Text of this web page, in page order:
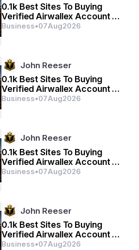
ନନ୍ଦନ
ଵଂଦନ
ଚତୁର
ଆତୁର
ରସିୟା
ଦିଖାୱା
0.1k Best Sites To Buying
Verified Airwallex Account In
(2026)
Business•07Aug2026
John Reeser
0.1k Best Sites To Buying
Verified Airwallex Account In
(2026)
Business•07Aug2026
John Reeser
0.1k Best Sites To Buying
Verified Airwallex Account In
(2026)
Business•07Aug2026
John Reeser
0.1k Best Sites To Buying
Verified Airwallex Account In
(2026)
Business•07Aug2026